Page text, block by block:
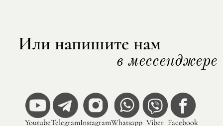
Или напишите нам
в мессенджере
YoutubeTelegramInstagramWhatsapp Viber Facebook